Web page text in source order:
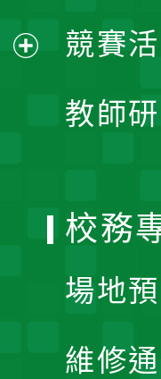
競賽
教師
開
校務
場地
維修